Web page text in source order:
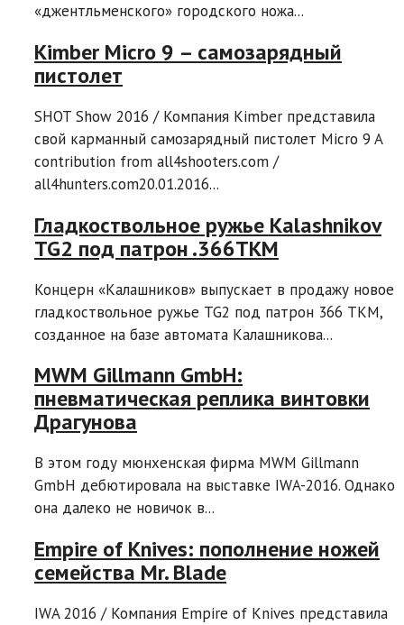
«джентльменского» городского ножа...
Kimber Micro 9 – самозарядный
пистолет
SHOT Show 2016 / Компания Kimber представила
свой карманный самозарядный пистолет Micro 9 A
contribution from all4shooters.com /
all4hunters.com20.01.2016...
Гладкоствольное ружье Kalashnikov
TG2 под патрон .366ТКМ
Концерн «Калашников» выпускает в продажу новое
гладкоствольное ружье TG2 под патрон 366 ТКМ,
созданное на базе автомата Калашникова...
MWM Gillmann GmbH:
пневматическая реплика винтовки
Драгунова
В этом году мюнхенская фирма MWM Gillmann
GmbH дебютировала на выставке IWA-2016. Однако
она далеко не новичок в...
Empire of Knives: пополнение ножей
семейства Mr. Blade
IWA 2016 / Компания Empire of Knives представила